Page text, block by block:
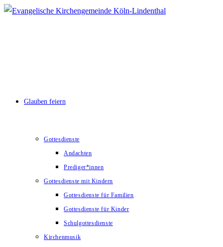
Zum
Glauben feiern
Gottesdienste
Andachten
Prediger*innen
Gottesdienste mit Kindern
Gottesdienste für Familien
Gottesdienste für Kinder
Schulgottesdienste
Kirchenmusik